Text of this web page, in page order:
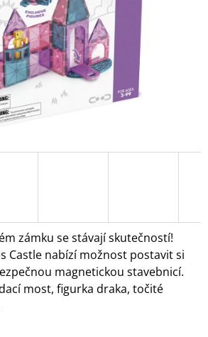
zámku se stávají skutečností!
Castle nabízí možnost postavit si
magnetickou stavebnicí.
most, figurka draka, točité